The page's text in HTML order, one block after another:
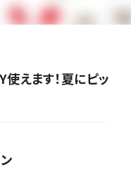
使えます！夏にピッ